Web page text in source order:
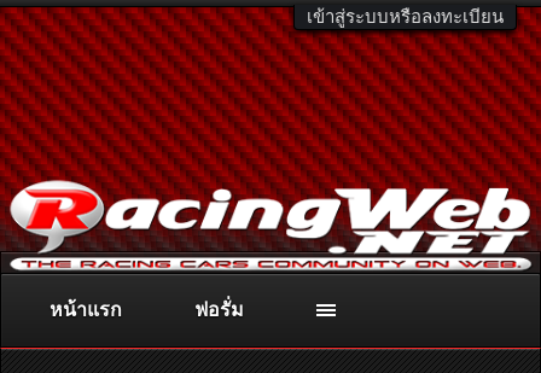
เข้าสู่ระบบหรือลงทะเบียน
ติดต่อลงโฆษณา racingweb@gmail.comหรือโทร. 081-811-1138
หรืออ่านรายละเอียดเพิ่มเติม คลิกที่นี่
หน้าแรก ฟอรั่ม